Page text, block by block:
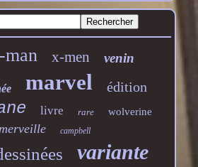
man x-men venin
marvel édition
livre rare wolverine
campbell
variante